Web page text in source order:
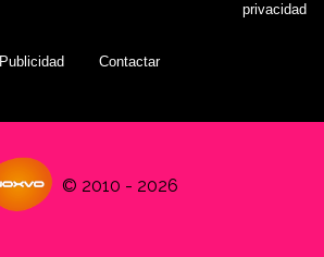
privacidad
Publicidad Contactar
© 2010 - 2026